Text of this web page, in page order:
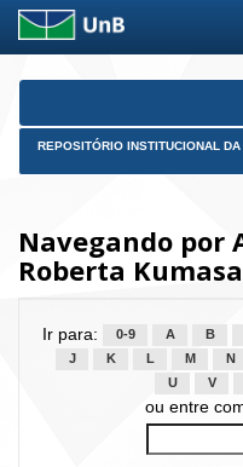
Skip
REPOSITÓRIO INSTITUCIONAL DA
Navegando por
Roberta
Ir para: 0-9 A B
J
K L M N
U
V
ou entre